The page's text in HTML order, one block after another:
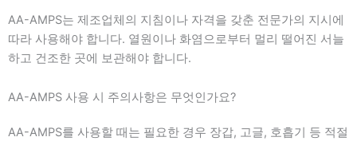
AA-AMPS는 제조업체의 지침이나 자격을 갖춘 전문가의 지시에
따라 사용해야 합니다. 열원이나 화염으로부터 멀리 떨어진 서늘
하고 건조한 곳에 보관해야 합니다.
AA-AMPS 사용 시 주의사항은 무엇인가요?
AA-AMPS를 사용할 때는 필요한 경우 장갑, 고글, 호흡기 등 적절